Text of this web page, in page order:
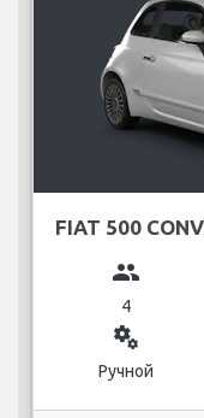
FIAT 500
group
4
miscellaneous_services
Ручной